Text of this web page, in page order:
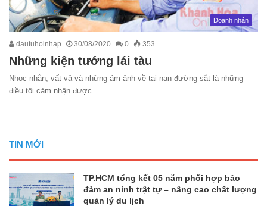
Doanh nhân
dautuhoinhap 30/08/2020 0 353
Những kiện tướng lái tàu
Nhọc nhằn, vất vả và những ám ảnh về tai nạn đường sắt là những
điều tôi cảm nhận được…
TIN MỚI
TP.HCM tổng kết 05 năm phối hợp bảo
đảm an ninh trật tự – nâng cao chất lượng
quản lý du lịch